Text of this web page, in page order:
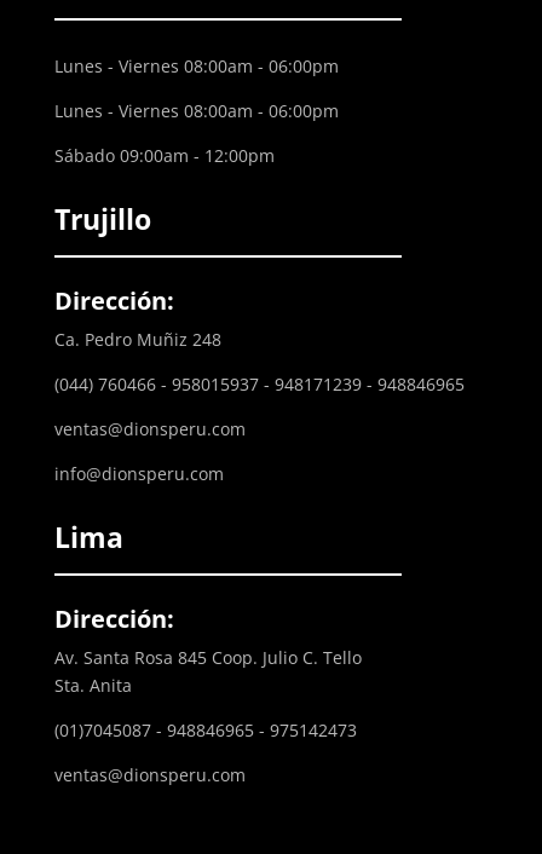
Lunes - Viernes 08:00am - 06:00pm
Lunes - Viernes 08:00am - 06:00pm
Sábado 09:00am - 12:00pm
Trujillo
Dirección:
Ca. Pedro Muñiz 248
(044) 760466 - 958015937 - 948171239 - 948846965
ventas@dionsperu.com
info@dionsperu.com
Lima
Dirección:
Av. Santa Rosa 845 Coop. Julio C. Tello
Sta. Anita
(01)7045087 - 948846965 - 975142473
ventas@dionsperu.com